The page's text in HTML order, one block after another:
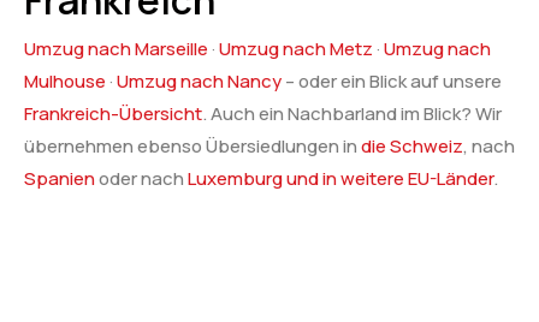
Umzug nach Marseille ·Umzug nach Metz ·Umzug nach
Mulhouse ·Umzug nach Nancy– oder ein Blick auf unsere
Frankreich-Übersicht. Auch ein Nachbarland im Blick? Wir
übernehmen ebenso Übersiedlungen indie Schweiz, nach
Spanienoder nachLuxemburg und in weitere EU-Länder.